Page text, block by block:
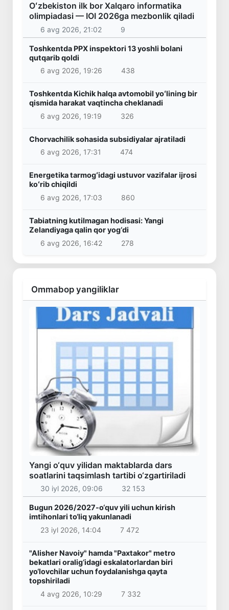
Oʻzbekiston ilk bor Xalqaro informatika
olimpiadasi — IOI 2026ga mezbonlik qiladi
6 avg 2026, 21:02 9
Toshkentda PPX inspektori 13 yoshli bolani
qutqarib qoldi
6 avg 2026, 19:26
438
Toshkentda Kichik halqa avtomobil yoʻlining bir
qismida harakat vaqtincha cheklanadi
6 avg 2026, 19:19
326
Chorvachilik sohasida subsidiyalar ajratiladi
6 avg 2026, 17:31
474
Energetika tarmogʻidagi ustuvor vazifalar ijrosi
koʻrib chiqildi
6 avg 2026, 17:03
860
Tabiatning kutilmagan hodisasi: Yangi
Zelandiyaga qalin qor yog‘di
6 avg 2026, 16:42
278
Ommabop yangiliklar
Yangi o‘quv yilidan maktablarda dars
soatlarini taqsimlash tartibi o‘zgartiriladi
30 iyl 2026, 09:06 32 153
Bugun 2026/2027-o‘quv yili uchun kirish
imtihonlari to‘liq yakunlanadi
23 iyl 2026, 14:04
7 472
"Alisher Navoiy" hamda "Paxtakor" metro
bekatlari oralig‘idagi eskalatorlardan biri
yo‘lovchilar uchun foydalanishga qayta
topshiriladi
4 avg 2026, 10:29
7 332